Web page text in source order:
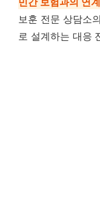
보훈 전문 상담소
로 설계하는 대응